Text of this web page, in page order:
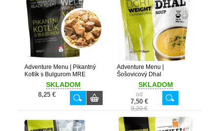
Adventure Menu | Pikantný
Kotlík s Bulgurom MRE
SKLADOM
8,25 €
Adventure Menu |
Šošovicový Dhal
SKLADOM
od
7,50 €
9,20 €